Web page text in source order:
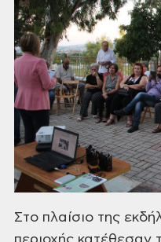
Στο πλαίσιο της